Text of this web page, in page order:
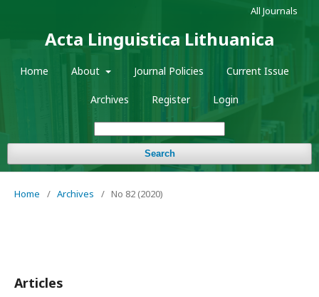
Acta Linguistica Lithuanica
Home About Journal Policies Current Issue
Archives Register Login
Search
All Journals
Home / Archives / No 82 (2020)
Articles